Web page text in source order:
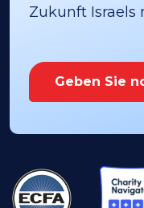
Zukunft Israels
Geben Sie